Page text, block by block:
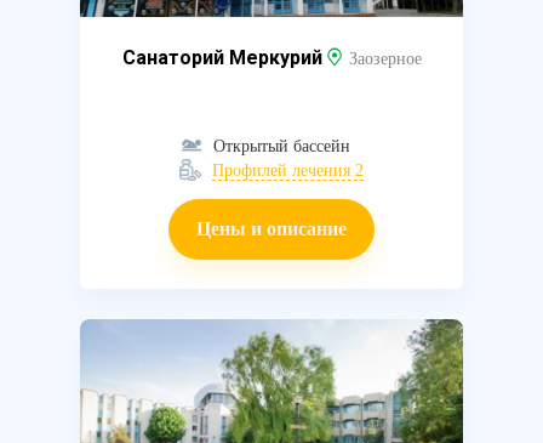
Санаторий Меркурий Заозерное
Открытый бассейн
Профилей лечения 2
Цены и описание